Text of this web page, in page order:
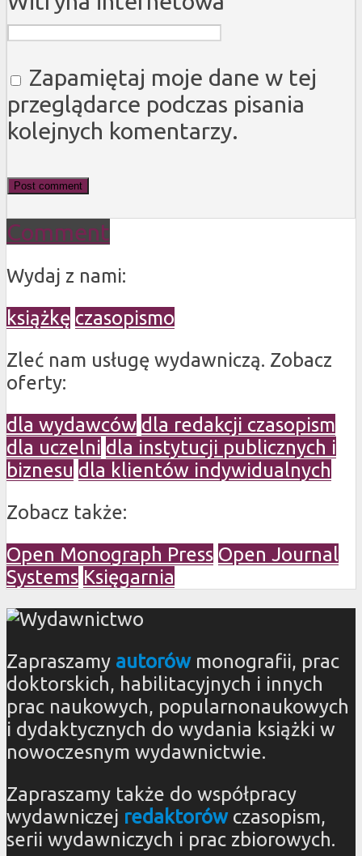
Zapamiętaj moje dane w tej
przeglądarce podczas pisania
kolejnych komentarzy.
Comment
Wydaj z nami:
książkę czasopismo
Zleć nam usługę wydawniczą. Zobacz
oferty:
dla wydawców dla redakcji czasopism
dla uczelni dla instytucji publicznych i
biznesu dla klientów indywidualnych
Zobacz także:
Open Monograph Press Open Journal
Systems Księgarnia
Zapraszamy autorówmonografii, prac
doktorskich, habilitacyjnych i innych
prac naukowych, popularnonaukowych
i dydaktycznych do wydania książki w
nowoczesnym wydawnictwie.
Zapraszamy także do współpracy
wydawniczej redaktorówczasopism,
serii wydawniczych i prac zbiorowych.